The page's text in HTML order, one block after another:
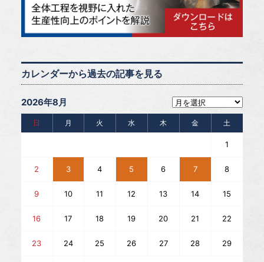
カレンダーから過去の記事を見る
2026年8月
日 月 火 水 木 金 土
1
2 3 4 5 6 7 8
9 10 11 12 13 14 15
16 17 18 19 20 21 22
23 24 25 26 27 28 29